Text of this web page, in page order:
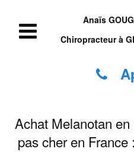
Anaïs
Chiropracteur à
Achat Melanotan
pas cher en